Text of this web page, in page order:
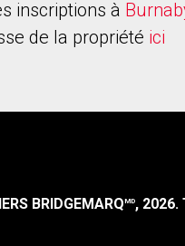
inscriptions à
de la propriété ici
BRIDGEMARQMD, 2026.